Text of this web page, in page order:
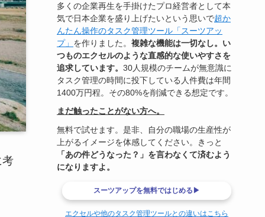
多くの企業再生を手掛けたプロ経営者として本
気で日本企業を盛り上げたいという思いで超か
んたん操作のタスク管理ツール「スーツアッ
プ」 を作りました。 複雑な機能は一切なし。い
つものエクセルのような直感的な使いやすさを
追求しています。 30人規模のチームが無意識に
タスク管理の時間に投下している人件費は年間
1400万円程。その80%を削減できる想定です。
まだ触ったことがない方へ。
無料で試せます。是非、自分の職場の生産性が
上がるイメージを体感してください。きっと
「あの件どうなった？」を言わなくて済むよう
になりますよ。
スーツアップを無料ではじめる▶
エクセルや他のタスク管理ツールとの違いはこちら